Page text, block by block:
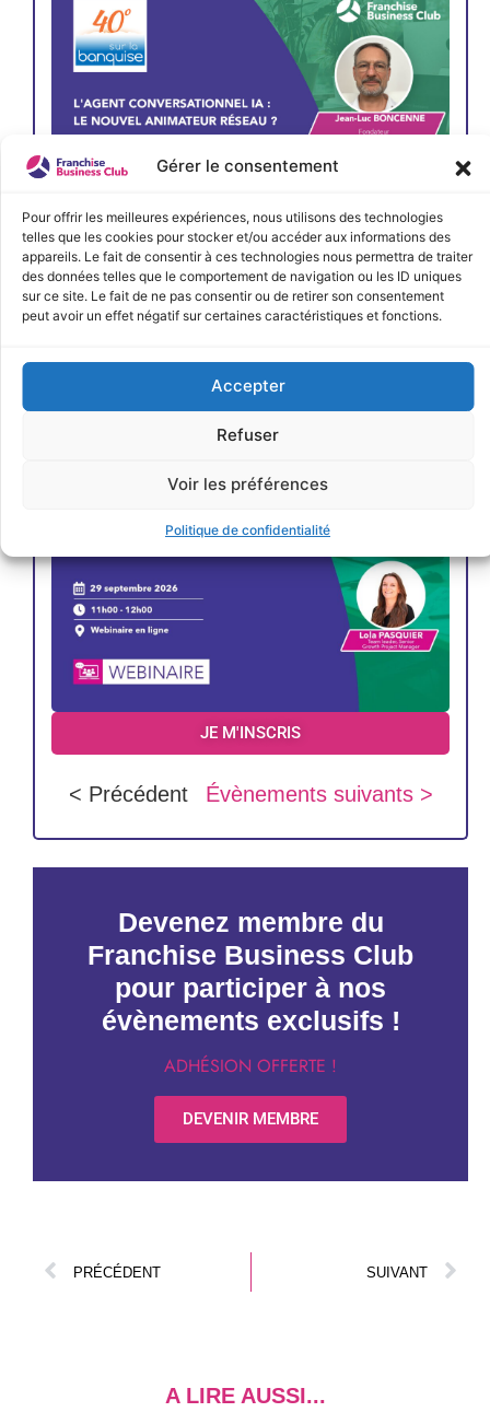
Gérer le consentement
Pour offrir les meilleures expériences, nous utilisons des technologies
telles que les cookies pour stocker et/ou accéder aux informations des
appareils. Le fait de consentir à ces technologies nous permettra de traiter
des données telles que le comportement de navigation ou les ID uniques
sur ce site. Le fait de ne pas consentir ou de retirer son consentement
peut avoir un effet négatif sur certaines caractéristiques et fonctions.
Accepter
Refuser
Voir les préférences
Politique de confidentialité
JE M'INSCRIS
JE M'INSCRIS
< Précédent Évènements suivants >
Devenez membre du
Franchise Business Club
pour participer à nos
évènements exclusifs !
ADHÉSION OFFERTE !
DEVENIR MEMBRE
PRÉCÉDENT SUIVANT
A LIRE AUSSI...